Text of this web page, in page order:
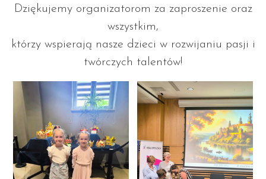
Dziękujemy organizatorom za zaproszenie oraz
wszystkim,
którzy wspierają nasze dzieci w rozwijaniu pasji i
twórczych talentów!